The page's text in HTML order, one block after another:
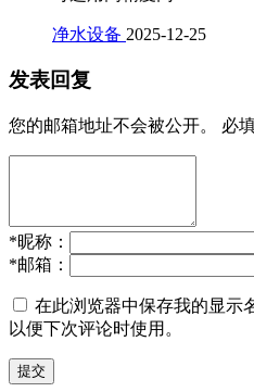
净水设备 2025-12-25
发表回复
您的邮箱地址不会被公开。 必
*昵称：
*邮箱：
在此浏览器中保存我的显示
以便下次评论时使用。
提交